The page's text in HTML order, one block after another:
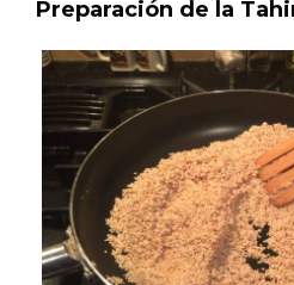
Preparación de la